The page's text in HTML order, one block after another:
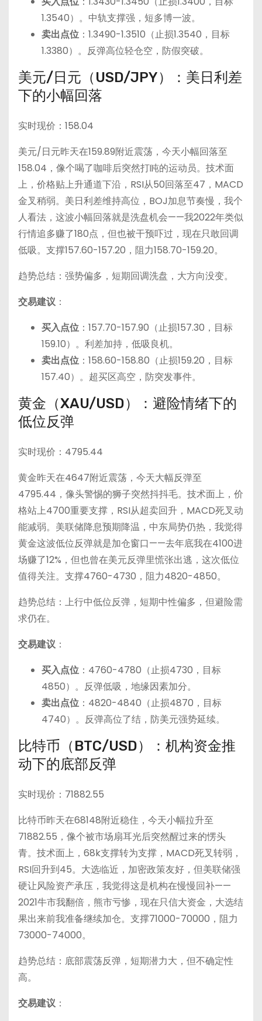
1.3540）。中轨支撑强，短多博一波。
卖出点位 ：1.3490-1.3510（止损1.3540，目标
1.3380）。反弹高位轻仓空，防假突破。
美元/日元（USD/JPY）：美日利差
下的小幅回落
实时现价：158.04
美元/日元昨天在159.89附近震荡，今天小幅回落至
158.04，像个喝了咖啡后突然打盹的运动员。技术面
上，价格贴上升通道下沿，RSI从50回落至47，MACD
金叉稍弱。美日利差维持高位，BOJ加息节奏慢，我个
人看法，这波小幅回落就是洗盘机会——我2022年类似
行情追多赚了180点，但也被干预吓过，现在只敢回调
低吸。支撑157.60-157.20，阻力158.70-159.20。
趋势总结：强势偏多，短期回调洗盘，大方向没变。
交易建议：
买入点位 ：157.70-157.90（止损157.30，目标
159.10）。利差加持，低吸良机。
卖出点位 ：158.60-158.80（止损159.20，目标
157.40）。超买区高空，防突发事件。
黄金（XAU/USD）：避险情绪下的
低位反弹
实时现价：4795.44
黄金昨天在4647附近震荡，今天大幅反弹至
4795.44，像头警惕的狮子突然抖抖毛。技术面上，价
格站上4700重要支撑，RSI从超卖回升，MACD死叉动
能减弱。美联储降息预期降温，中东局势仍热，我觉得
黄金这波低位反弹就是加仓窗口——去年底我在4100进
场赚了12%，但也曾在美元反弹里慌张出逃，这次低位
值得关注。支撑4760-4730，阻力4820-4850。
趋势总结：上行中低位反弹，短期中性偏多，但避险需
求仍在。
交易建议：
买入点位 ：4760-4780（止损4730，目标
4850）。反弹低吸，地缘因素加分。
卖出点位 ：4820-4840（止损4870，目标
4740）。反弹高位了结，防美元强势延续。
比特币（BTC/USD）：机构资金推
动下的底部反弹
实时现价：71882.55
比特币昨天在68148附近稳住，今天小幅拉升至
71882.55，像个被市场扇耳光后突然醒过来的愣头
青。技术面上，68k支撑转为支撑，MACD死叉转弱，
RSI回升到45。大选临近，加密政策友好，但美联储强
硬让风险资产承压，我觉得这是机构在慢慢回补——
2021牛市我翻倍，熊市亏惨，现在只信大资金，大选结
果出来前我准备继续加仓。支撑71000-70000，阻力
73000-74000。
趋势总结：底部震荡反弹，短期潜力大，但不确定性
高。
交易建议：